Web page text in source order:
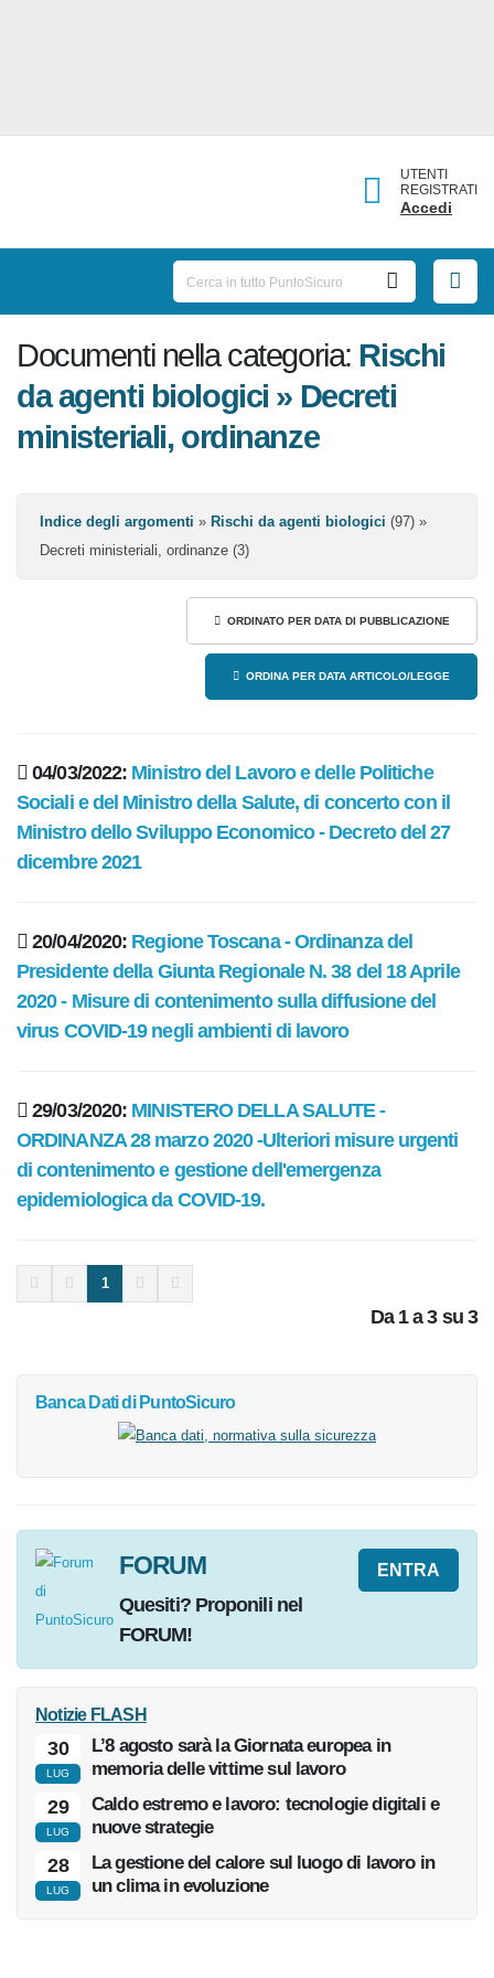
UTENTI
REGISTRATI
Accedi
Documenti nella categoria:Rischi
da agenti biologici » Decreti
ministeriali, ordinanze
Indice degli argomenti»Rischi da agenti biologici (97) »
Decreti ministeriali, ordinanze (3)
ORDINATO PER DATA DI PUBBLICAZIONE
ORDINA PER DATA ARTICOLO/LEGGE
04/03/2022:Ministro del Lavoro e delle Politiche
Sociali e del Ministro della Salute, di concerto con il
Ministro dello Sviluppo Economico - Decreto del 27
dicembre 2021
20/04/2020:Regione Toscana - Ordinanza del
Presidente della Giunta Regionale N. 38 del 18 Aprile
2020 - Misure di contenimento sulla diffusione del
virus COVID-19 negli ambienti di lavoro
29/03/2020:MINISTERO DELLA SALUTE -
ORDINANZA 28 marzo 2020 -Ulteriori misure urgenti
di contenimento e gestione dell'emergenza
epidemiologica da COVID-19.
1
Da1a3su3
Banca Datidi PuntoSicuro
ENTRA
FORUM
Quesiti? Proponili nel
FORUM!
NotizieFLASH
30
LUG
L’8 agosto sarà la Giornata europea in
memoria delle vittime sul lavoro
29
LUG
Caldo estremo e lavoro: tecnologie digitali e
nuove strategie
28
LUG
La gestione del calore sul luogo di lavoro in
un clima in evoluzione